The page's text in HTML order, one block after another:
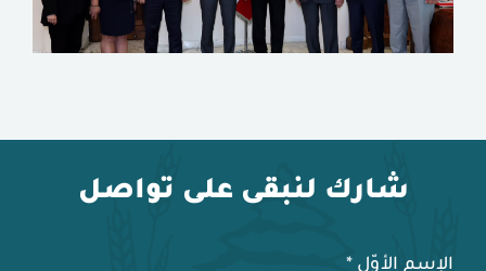
شارك لنبقى على تواصل
الإسم الأوّل *